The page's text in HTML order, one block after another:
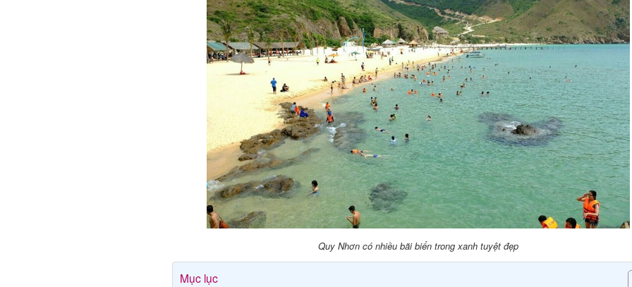
Quy Nhơn có nhiều bãi biển trong xanh tuyệt đẹp
Mục lục